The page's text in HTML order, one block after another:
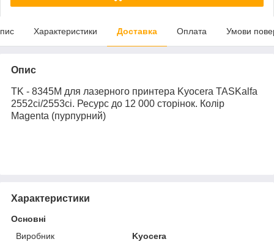
Характеристики Доставка Оплата Умови
Опис
TK - 8345M для лазерного принтера Kyocera TASKalfa
2552ci/2553ci. Ресурс до 12 000 сторінок. Колір
Magenta (пурпурний)
Характеристики
Основні
Виробник
Kyocera